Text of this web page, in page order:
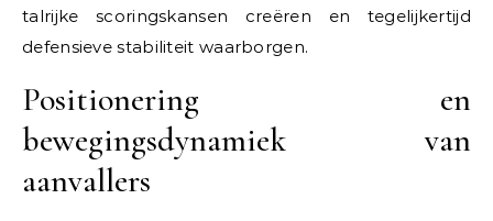
talrijke scoringskansen creëren en tegelijkertijd
defensieve stabiliteit waarborgen.
Positionering en
bewegingsdynamiek van
aanvallers